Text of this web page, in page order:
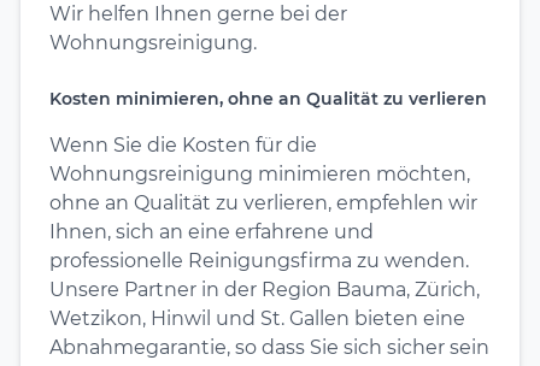
Wir helfen Ihnen gerne bei der
Wohnungsreinigung.
Kosten minimieren, ohne an Qualität zu verlieren
Wenn Sie die Kosten für die
Wohnungsreinigung minimieren möchten,
ohne an Qualität zu verlieren, empfehlen wir
Ihnen, sich an eine erfahrene und
professionelle Reinigungsfirma zu wenden.
Unsere Partner in der Region Bauma, Zürich,
Wetzikon, Hinwil und St. Gallen bieten eine
Abnahmegarantie, so dass Sie sich sicher sein